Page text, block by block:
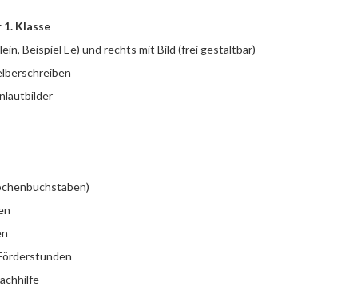
Klasse
Beispiel Ee) und rechts mit Bild (frei gestaltbar)